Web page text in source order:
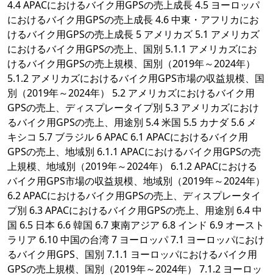
4.4 APACにおけるバイク用GPSの売上成長 4.5 ヨーロッパ
におけるバイク用GPSの売上成長 4.6 中東・アフリカにお
けるバイク用GPSの売上成長 5 アメリカズ 5.1 アメリカズ
におけるバイク用GPSの売上、国別 5.1.1 アメリカズにお
けるバイク用GPSの売上規模、国別（2019年～2024年）
5.1.2 アメリカズにおけるバイク用GPS市場の収益規模、国
別（2019年～2024年） 5.2 アメリカズにおけるバイク用
GPSの売上、ディスプレータイプ別 5.3 アメリカズにおけ
るバイク用GPSの売上、用途別 5.4 米国 5.5 カナダ 5.6 メ
キシコ 5.7 ブラジル 6 APAC 6.1 APACにおけるバイク用
GPSの売上、地域別 6.1.1 APACにおけるバイク用GPSの売
上規模、地域別（2019年～2024年） 6.1.2 APACにおける
バイク用GPS市場の収益規模、地域別（2019年～2024年）
6.2 APACにおけるバイク用GPSの売上、ディスプレータイ
プ別 6.3 APACにおけるバイク用GPSの売上、用途別 6.4 中
国 6.5 日本 6.6 韓国 6.7 東南アジア 6.8 インド 6.9 オースト
ラリア 6.10 中国の台湾 7 ヨーロッパ 7.1 ヨーロッパにおけ
るバイク用GPS、国別 7.1.1 ヨーロッパにおけるバイク用
GPSの売上規模、国別（2019年～2024年） 7.1.2 ヨーロッ